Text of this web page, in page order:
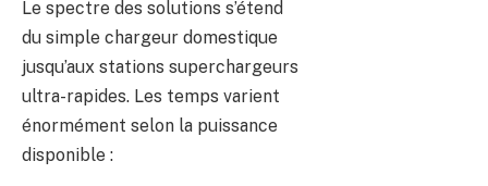
Le spectre des solutions s’étend
du simple chargeur domestique
jusqu’aux stations superchargeurs
ultra-rapides. Les temps varient
énormément selon la puissance
disponible :